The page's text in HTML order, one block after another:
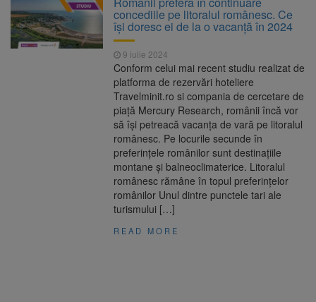
144 de incidente
10 august 2026
Ambulanță atacată cu
topoare și pietre în Cluj, după un zvon fals că
„fură copii”. Trei tineri au fost reținuți
Primele radare fixe din
România ar urma să apară în toamna lui
2027. Proiectul CNAIR este în licitație
România, pe primul loc la
Mondialele U19 de canotaj. Trei medalii de
aur, una de argint și două de bronz
concediile pe litoralul românesc. Ce
își doresc ei de la o vacanță în 2024
9 iulie 2024
Conform celui mai recent studiu realizat de
platforma de rezervări hoteliere
Travelminit.ro si compania de cercetare de
piață Mercury Research, românii încă vor
să își petreacă vacanța de vară pe litoralul
românesc. Pe locurile secunde în
preferințele românilor sunt destinațiile
montane și balneoclimaterice. Litoralul
românesc rămâne în topul preferințelor
românilor Unul dintre punctele tari ale
turismului […]
READ MORE